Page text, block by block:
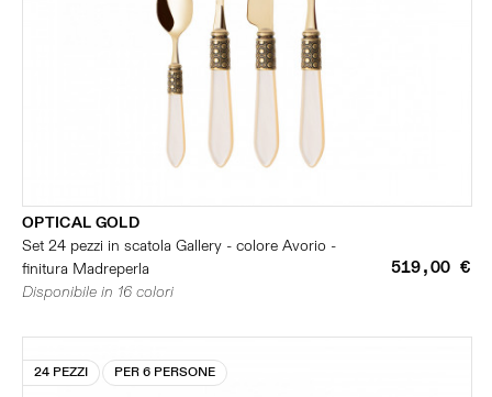
OPTICAL GOLD
Set 24 pezzi in scatola Gallery - colore Avorio -
finitura Madreperla
519,00 €
Disponibile in 16 colori
24 PEZZI PER 6 PERSONE